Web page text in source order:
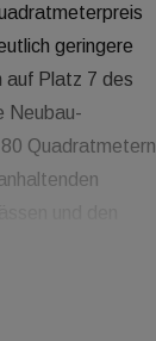
geringere
auf Platz 7 des
Neubau-
Quadratmetern